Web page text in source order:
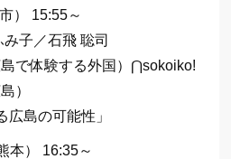
） 15:55～
子／石飛 聡司
で体験する外国）⋂sokoiko!
）
島の可能性」
本） 16:35～